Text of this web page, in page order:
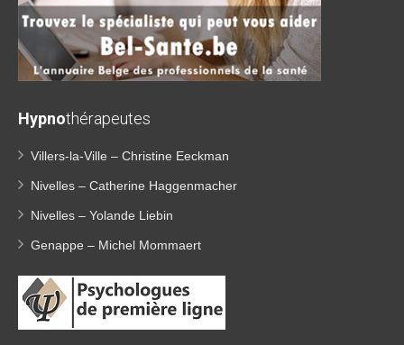
Hypnothérapeutes
Villers-la-Ville – Christine Eeckman
Nivelles – Catherine Haggenmacher
Nivelles – Yolande Liebin
Genappe – Michel Mommaert